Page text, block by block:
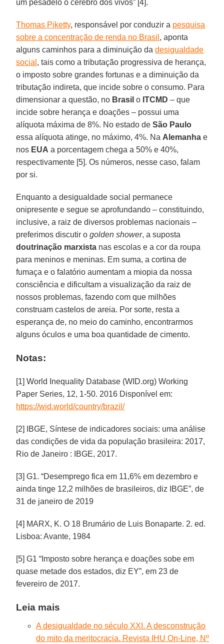
um pesadelo o cérebro dos vivos” [4].
Thomas Piketty, responsável por conduzir a pesquisa
sobre a concentração de renda no Brasil , aponta
alguns caminhos para a diminuição dadesigualdade
social , tais como a tributação progressiva de herança,
o imposto sobre grandes fortunas e a diminuição da
tributação indireta, que incide sobre o consumo. Para
dimensionar a questão, no Brasil o ITCMD – que
incide sobre herança e doações – possui uma
alíquota máxima de 8%. No estado deSão Paulo
essa alíquota atinge, no máximo, 4%. Na Alemanha e
nos EUA a porcentagem chega a 50% e 40%,
respectivamente [5]. Os números, nesse caso, falam
por si.
Enquanto a desigualdade social permanece
onipresente e segue se aprofundando – constituindo,
inclusive, a raiz de diversos problemas nacionais –
preferimos discutir ogolden shower, a suposta
doutrinação marxista nas escolas e a cor da roupa
para meninos e meninas. Em suma, a cortina de
fumaça e o falatório aumentam a miopia da nossa
consciência e dificultam a visualização da raiz de
nossos problemas, fazendo com que milhões
construam castelos de areia. Por sorte, resta a
esperança de, no meio do caminho, encontrarmos
alguns óculos e uma boa quantidade de cimento.
Notas:
[1] World Inequality Database (WID.org) Working
Paper Series, 12, 1-50. 2016 Disponível em:
https://wid.world/country/brazil/
[2] IBGE, Síntese de indicadores sociais: uma análise
das condições de vida da população brasileira: 2017,
Rio de Janeiro : IBGE, 2017.
[3] G1. “Desemprego fica em 11,6% em dezembro e
ainda tinge 12,2 milhões de brasileiros, diz IBGE”, de
31 de janeiro de 2019
[4] MARX, K. O 18 Brumário de Luis Bonaparte. 2. ed.
Lisboa: Avante, 1984
[5] G1 “Imposto sobre herança e doações sobe em
quase metade dos estados, diz EY”, em 23 de
fevereiro de 2017.
Leia mais
A desigualdade no século XXI. A desconstrução
do mito da meritocracia. Revista IHU On-Line, Nº